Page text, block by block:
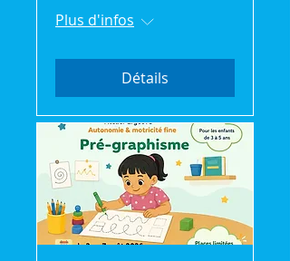
Plus d'infos
Détails